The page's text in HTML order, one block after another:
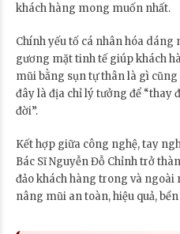
khách hàng mong muốn nhất.
Chính yếu tố cá nhân hóa
gương mặt tinh tế giúp khách
mũi bằng sụn tự thân là gì
đây là địa chỉ lý tưởng để “thay
đời”.
Kết hợp giữa công nghệ, tay
Bác Sĩ Nguyễn Đỗ Chỉnh trở
đảo khách hàng trong và ngoài
nâng mũi an toàn, hiệu quả,